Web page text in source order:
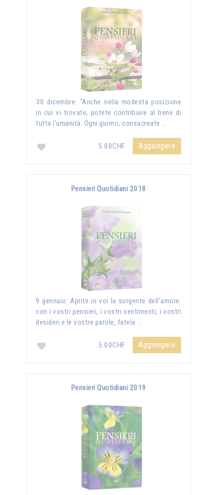
30 dicembre: "Anche nella modesta posizione
in cui vi trovate, potete contribuire al bene di
tutta l'umanità. Ogni giorno, consacreate …
5.00CHF Aggiungere
Pensieri Quotidiani 2018
9 gennaio: Aprite in voi la sorgente dell’amore:
con i vostri pensieri, i vostri sentimenti, i vostri
desideri e le vostre parole, fatela …
5.00CHF Aggiungere
Pensieri Quotidiani 2019